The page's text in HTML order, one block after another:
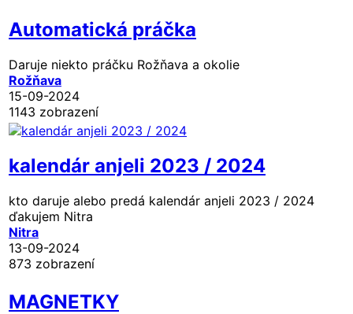
Automatická práčka
Daruje niekto práčku Rožňava a okolie
Rožňava
15-09-2024
1143 zobrazení
kalendár anjeli 2023 / 2024
kto daruje alebo predá kalendár anjeli 2023 / 2024
ďakujem Nitra
Nitra
13-09-2024
873 zobrazení
MAGNETKY